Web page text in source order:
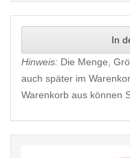
In
Hinweis: Die Menge,
auch später im
Warenkorb aus können